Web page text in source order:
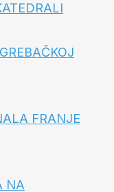
FRANJE
NA